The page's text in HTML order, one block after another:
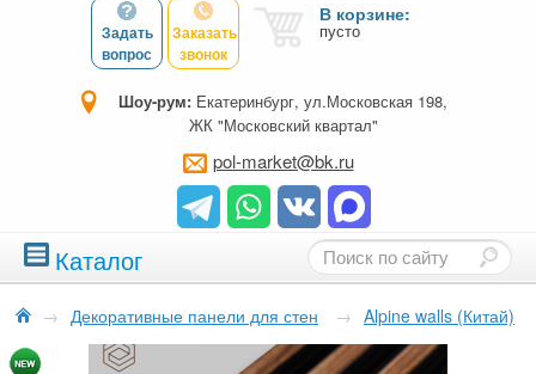
Задать
вопрос
Заказать
звонок
В корзине:
пусто
Шоу-рум: Екатеринбург, ул.Московская 198,
ЖК "Московский квартал"
pol-market@bk.ru
Каталог
→ Декоративные панели для стен → Alpine walls (Китай)